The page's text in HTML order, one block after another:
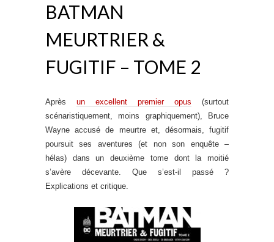
BATMAN
MEURTRIER &
FUGITIF – TOME 2
Après un excellent premier opus (surtout
scénaristiquement, moins graphiquement), Bruce
Wayne accusé de meurtre et, désormais, fugitif
poursuit ses aventures (et non son enquête –
hélas) dans un deuxième tome dont la moitié
s’avère décevante. Que s’est-il passé ?
Explications et critique.